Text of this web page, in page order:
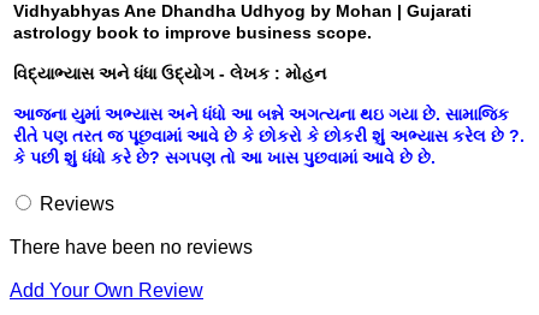
Vidhyabhyas Ane Dhandha Udhyog by Mohan | Gujarati
astrology book to improve business scope.
વિદ્યાભ્યાસ અને ધંધા ઉદ્યોગ - લેખક : મોહન
આજના યુમાં અભ્યાસ અને ધંધો આ બન્ને અગત્યના થઇ ગયા છે. સામાજિક
રીતે પણ તરત જ પૂછવામાં આવે છે કે છોકરો કે છોકરી શું અભ્યાસ કરેલ છે ?.
કે પછી શું ધંધો કરે છે? સગપણ તો આ ખાસ પુછવામાં આવે છે છે.
Reviews
There have been no reviews
Add Your Own Review